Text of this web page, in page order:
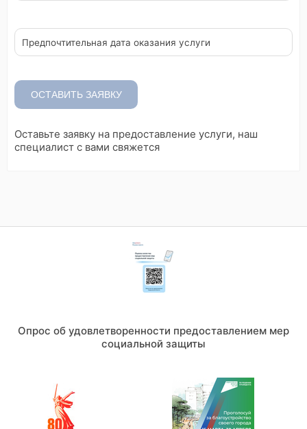
,
е
с
л
и
т
т
о
Предпочтительная дата оказания услуги
ОСТАВИТЬ ЗАЯВКУ
Оставьте заявку на предоставление услуги, наш
специалист с вами свяжется
Опрос об удовлетворенности предоставлением мер
социальной защиты